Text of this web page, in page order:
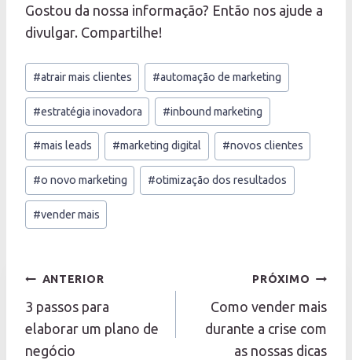
Gostou da nossa informação? Então nos ajude a
divulgar. Compartilhe!
Tags
do
Post:
#atrair mais clientes #automação de marketing
#estratégia inovadora #inbound marketing
#mais leads #marketing digital #novos clientes
#o novo marketing #otimização dos resultados
#vender mais
Navegação
de
Post
ANTERIOR
3 passos para
elaborar um plano de
negócio
PRÓXIMO
Como vender mais
durante a crise com
as nossas dicas